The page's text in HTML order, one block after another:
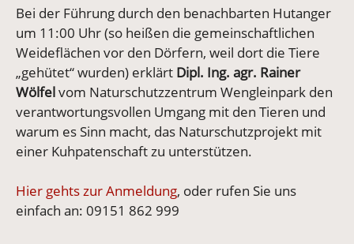
Bei der Führung durch den benachbarten Hutanger
um 11:00 Uhr (so heißen die gemeinschaftlichen
Weideflächen vor den Dörfern, weil dort die Tiere
„gehütet“ wurden) erklärt Dipl. Ing. agr. Rainer
Wölfelvom Naturschutzzentrum Wengleinpark den
verantwortungsvollen Umgang mit den Tieren und
warum es Sinn macht, das Naturschutzprojekt mit
einer Kuhpatenschaft zu unterstützen.
Hier gehts zur Anmeldung, oder rufen Sie uns
einfach an: 09151 862 999